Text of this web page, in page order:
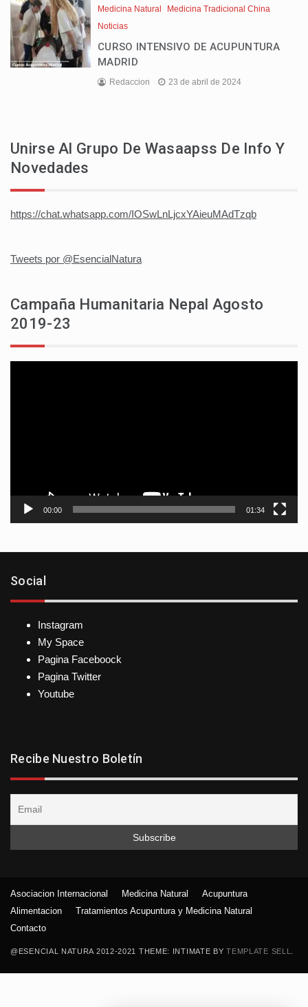
Medicina Natural
Medicina Tradicional China
Noticias
CURSO INTENSIVO DE ACUPUNTURA
MADRID
Redaccion 23 de abril de 2024
Unirse Al Grupo De Wasaapss De Info Y
Novedades
https://chat.whatsapp.com/IOSwLnLjcxYAieuMAdTzqb
Tweets por @EsencialNatura
Campaña Humanitaria Nepal Agosto
2019-23
00:00 01:34
Social
Instagram
My Space
Pagina Faceboock
Pagina Twitter
Youtube
Recibe Nuestro Boletín
@ESENCIAL NATURA 2012-2021 THEME: INTIMATE BYTEMPLATE SELL
Asociacion Internacional Medicina Natural
Acupuntura
Alimentacion
Tratamientos Acupuntura y Medicina Natural
Contacto